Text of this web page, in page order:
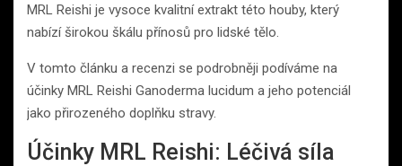
MRL Reishi je vysoce kvalitní extrakt této houby, který
nabízí širokou škálu přínosů pro lidské tělo.
V tomto článku a recenzi se podrobněji podíváme na
účinky MRL Reishi Ganoderma lucidum a jeho potenciál
jako přirozeného doplňku stravy.
Účinky MRL Reishi: Léčivá síla